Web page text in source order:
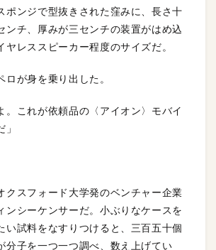
ポンジで型抜きされた窪みに、長さ十
ンチ、厚みが三センチの装置がはめ込
ヤレススピーカー程度のサイズだ。
ロが身を乗り出した。
。これが依頼品の〈アイオン〉モバイ
クスフォード大学発のベンチャー企業
ンシーケンサーだ。小ぶりなケースを
い試料をなすりつけると、三百五十個
分子を一つ一つ調べ、数え上げてい